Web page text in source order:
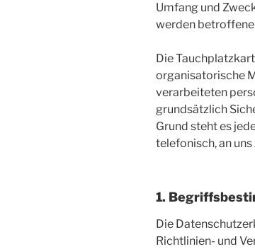
Umfang und
werden betroffene
Die
organisatorische
verarbeiteten
grundsätzlich
Grund steht es
telefonisch, an
1.
Die
Richtlinien- und